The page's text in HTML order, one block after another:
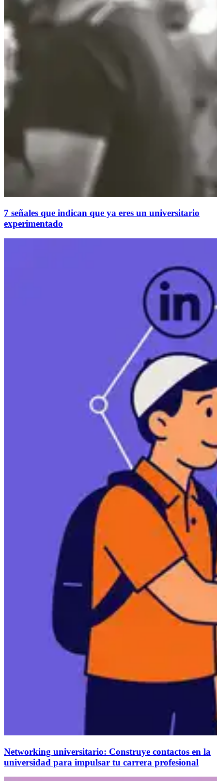
7 señales que indican que ya eres un universitario
experimentado
Networking universitario: Construye contactos en la
universidad para impulsar tu carrera profesional